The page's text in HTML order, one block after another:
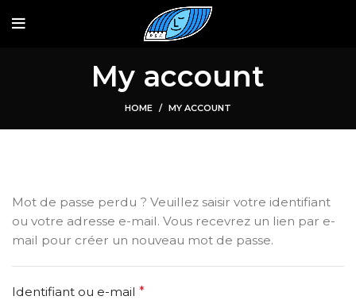
My account
HOME MY ACCOUNT
Mot de passe perdu ? Veuillez saisir votre identifiant
ou votre adresse e-mail. Vous recevrez un lien par e-
mail pour créer un nouveau mot de passe.
Identifiant ou e-mail *Obligatoire